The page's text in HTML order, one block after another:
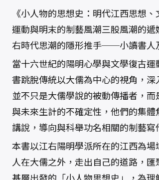
、
文
學
與
藝
數
量
《小人物的思想史：明代江西思想
運動與明末的制藝風潮三股風潮的
右時代思潮的隱形推手──小讀書人
當十六世紀的陽明心學與文學復古
書跳脫傳統以大儒為中心的視角，
並不只是大儒學說的被動傳播者，
與未來生計的不確定性，他們的集
講說，導向與科舉功名相關的制藝寫
本書以江右陽明學派所在的江西為
人在大儒之外，走出自己的道路，